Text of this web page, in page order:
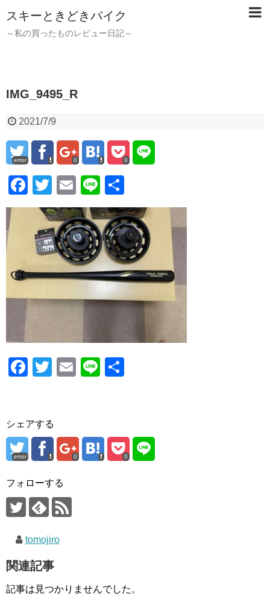
スキーときどきバイク
～私の買ったものレビュー日記～
IMG_9495_R
2021/7/9
error 0 0
F
a
e
b
o
o
k
T
wi
tt
er
E
m
ail
Li
n
e
有
F
e
b
o
o
k
T
er
E
Li
シェアする
error 0 0
フォローする
tomojiro
関連記事
記事は見つかりませんでした。